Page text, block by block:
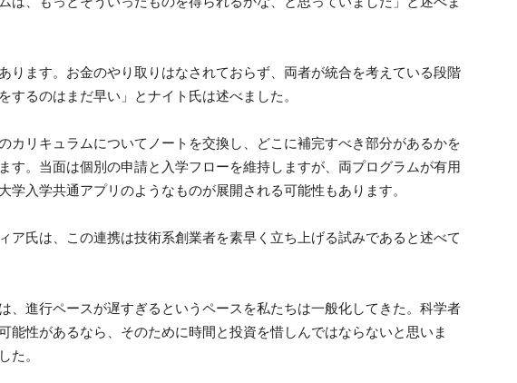
ります。お金のやり取りはなされておらず、両者が統合を考えている段階
するのはまだ早い」とナイト氏は述べました。
カリキュラムについてノートを交換し、どこに補完すべき部分があるかを
す。当面は個別の申請と入学フローを維持しますが、両プログラムが有用
学入学共通アプリのようなものが展開される可能性もあります。
ア氏は、この連携は技術系創業者を素早く立ち上げる試みであると述べて
、進行ペースが遅すぎるというペースを私たちは一般化してきた。科学者
能性があるなら、そのために時間と投資を惜しんではならないと思いま
た。